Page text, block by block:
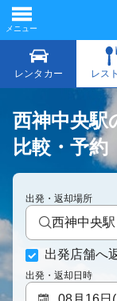
西神中央駅
比較・予約
出発・返却場所
西神中央駅
出発店舗へ
出発・返却日時